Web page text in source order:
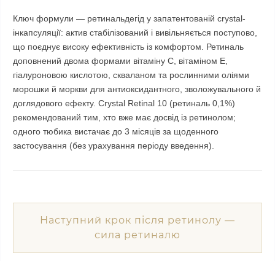
Ключ формули — ретинальдегід у запатентованій crystal-
інкапсуляції: актив стабілізований і вивільняється поступово,
що поєднує високу ефективність із комфортом. Ретиналь
доповнений двома формами вітаміну C, вітаміном E,
гіалуроновою кислотою, скваланом та рослинними оліями
морошки й моркви для антиоксидантного, зволожувального й
доглядового ефекту. Crystal Retinal 10 (ретиналь 0,1%)
рекомендований тим, хто вже має досвід із ретинолом;
одного тюбика вистачає до 3 місяців за щоденного
застосування (без урахування періоду введення).
Наступний крок після ретинолу —
сила ретиналю